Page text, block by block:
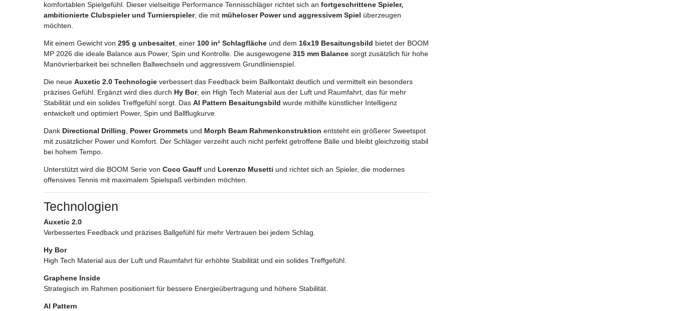
komfortablen Spielgefühl. Dieser vielseitige Performance Tennisschläger richtet sich an fortgeschrittene Spieler,
ambitionierte Clubspieler und Turnierspieler, die mit müheloser Power und aggressivem Spiel überzeugen
möchten.
Mit einem Gewicht von 295 g unbesaitet, einer 100 in² Schlagfläche und dem 16x19 Besaitungsbild bietet der BOOM
MP 2026 die ideale Balance aus Power, Spin und Kontrolle. Die ausgewogene 315 mm Balance sorgt zusätzlich für hohe
Manövrierbarkeit bei schnellen Ballwechseln und aggressivem Grundlinienspiel.
Die neue Auxetic 2.0 Technologie verbessert das Feedback beim Ballkontakt deutlich und vermittelt ein besonders
präzises Gefühl. Ergänzt wird dies durch Hy Bor, ein High Tech Material aus der Luft und Raumfahrt, das für mehr
Stabilität und ein solides Treffgefühl sorgt. Das AI Pattern Besaitungsbild wurde mithilfe künstlicher Intelligenz
entwickelt und optimiert Power, Spin und Ballflugkurve.
Dank Directional Drilling, Power Grommets und Morph Beam Rahmenkonstruktion entsteht ein größerer Sweetspot
mit zusätzlicher Power und Komfort. Der Schläger verzeiht auch nicht perfekt getroffene Bälle und bleibt gleichzeitig stabil
bei hohem Tempo.
Unterstützt wird die BOOM Serie von Coco Gauff und Lorenzo Musetti und richtet sich an Spieler, die modernes
offensives Tennis mit maximalem Spielspaß verbinden möchten.
Technologien
Auxetic 2.0
Verbessertes Feedback und präzises Ballgefühl für mehr Vertrauen bei jedem Schlag.
Hy Bor
High Tech Material aus der Luft und Raumfahrt für erhöhte Stabilität und ein solides Treffgefühl.
Graphene Inside
Strategisch im Rahmen positioniert für bessere Energieübertragung und höhere Stabilität.
AI Pattern